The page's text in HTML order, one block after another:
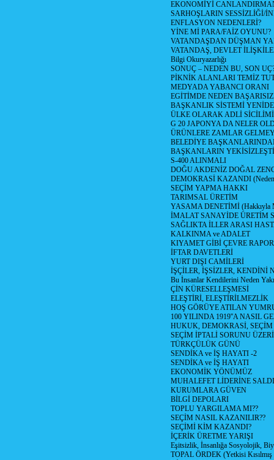
EKONOMİYİ
SARHOŞLARIN SESSİZLİĞİ/
ENFLASYON NEDENLERİ?
YİNE Mİ PARA/FAİZ OYUNU?
VATANDAŞDAN DÜŞMAN
VATANDAŞ, DEVLET
Bilgi Okuryazarlığı
SONUÇ – NEDEN BU, SON
PİKNİK ALANLARI TEMİZ
MEDYADA YABANCI ORANI
EGİTİMDE NEDEN
BAŞKANLIK SİSTEMİ
ÜLKE OLARAK ADLİ
G 20 JAPONYA DA NELER
ÜRÜNLERE ZAMLAR
BELEDİYE
BAŞKANLARIN
S-400 ALINMALI
DOĞU AKDENİZ DOĞAL
DEMOKRASİ KAZANDI (Neden
SEÇİM YAPMA HAKKI
TARIMSAL ÜRETİM
YASAMA DENETİMİ (Hakkıyla
İMALAT SANAYİDE ÜRETİM
SAĞLIKTA İLLER ARASI
KALKINMA ve ADALET
KIYAMET GİBİ ÇEVRE
İFTAR DAVETLERİ
YURT DIŞI CAMİLERİ
İŞÇİLER, İŞSİZLER, KENDİNİ
Bu İnsanlar Kendilerini Neden
ÇİN KÜRESELLEŞMESİ
ELEŞTİRİ, ELEŞTİRİLMEZLİK
HOŞ GÖRÜYE ATILAN
100 YILINDA 1919''A NASIL
HUKUK, DEMOKRASİ, SEÇİM
SEÇİM İPTALİ SORUNU
TÜRKÇÜLÜK GÜNÜ
SENDİKA ve İŞ HAYATI -2
SENDİKA ve İŞ HAYATI
EKONOMİK YÖNÜMÜZ
MUHALEFET LİDERİNE
KURUMLARA GÜVEN
BİLGİ DEPOLARI
TOPLU YARGILAMA MI??
SEÇİM NASIL KAZANILIR??
SEÇİMİ KİM KAZANDI?
İÇERİK ÜRETME YARIŞI
Eşitsizlik, İnsanlığa Sosyolojik,
TOPAL ÖRDEK (Yetkisi